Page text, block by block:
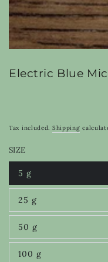
Electric Blue
Tax included. Shipping
SIZE
5 g
Variant
sold
or
unavailable
25 g
Variant
sold
or
unavailable
50 g
Variant
sold
or
100 g
Variant